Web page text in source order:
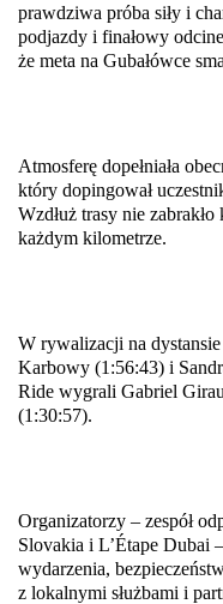
prawdziwa próba siły i
podjazdy i finałowy
że meta na Gubałówce
Atmosferę dopełniała
który dopingował
Wzdłuż trasy nie
każdym kilometrze.
W rywalizacji na
Karbowy (1:56:43) i
Ride wygrali Gabriel
(1:30:57).
Organizatorzy – zespół
Slovakia i L’Étape Dubai
wydarzenia,
z lokalnymi służbami i